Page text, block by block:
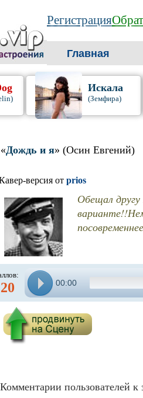
Регистрация
Главная
Искала
(Земфира)
Дождь и я» (Осин Евгений)
версия от prios
Обещал
00:00
Комментарии пользователей к